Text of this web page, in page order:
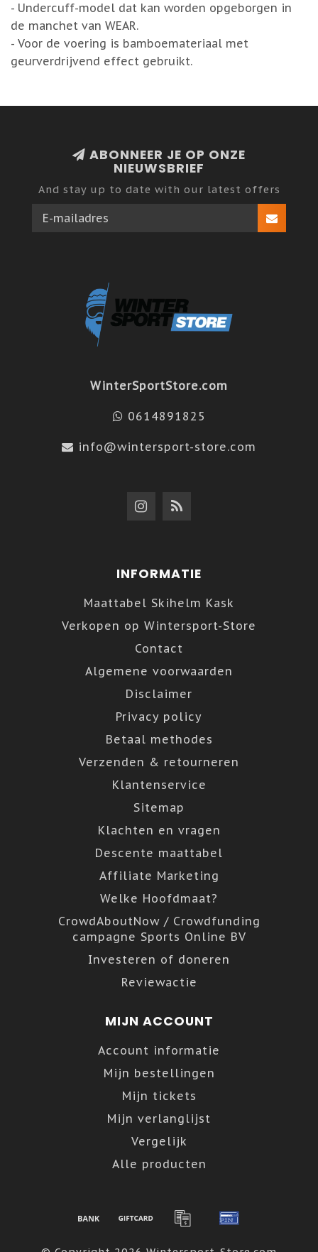
- Undercuff-model dat kan worden opgeborgen in
de manchet van WEAR.
- Voor de voering is bamboemateriaal met
geurverdrijvend effect gebruikt.
ABONNEER JE OP ONZE
NIEUWSBRIEF
And stay up to date with our latest offers
WinterSportStore.com
0614891825
info@wintersport-store.com
INFORMATIE
Maattabel Skihelm Kask
Verkopen op Wintersport-Store
Contact
Algemene voorwaarden
Disclaimer
Privacy policy
Betaal methodes
Verzenden & retourneren
Klantenservice
Sitemap
Klachten en vragen
Descente maattabel
Affiliate Marketing
Welke Hoofdmaat?
CrowdAboutNow / Crowdfunding
campagne Sports Online BV
Investeren of doneren
Reviewactie
MIJN ACCOUNT
Account informatie
Mijn bestellingen
Mijn tickets
Mijn verlanglijst
Vergelijk
Alle producten